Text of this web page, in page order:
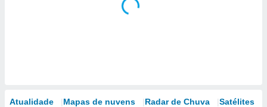
Atualidade Mapas de nuvens Radar de Chuva Satélites